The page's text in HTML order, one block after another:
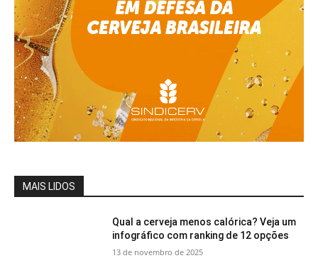
MAIS LIDOS
Qual a cerveja menos calórica? Veja um
infográfico com ranking de 12 opções
13 de novembro de 2025